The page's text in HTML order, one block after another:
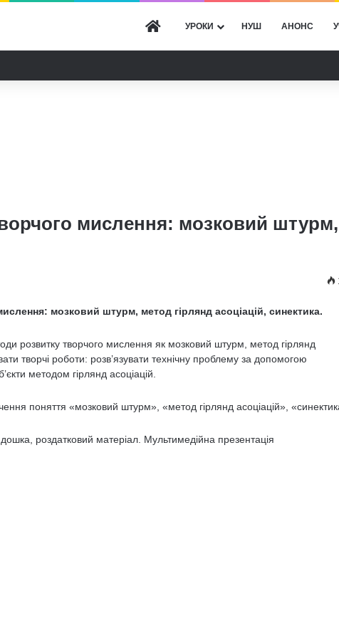
ГОЛОВНА
УРОКИ НУШ АНОНС
мислення: мозковий штурм,
мозковий штурм, метод гірляндасоціацій, синектика.
розвитку творчого мислення як мозковий штурм, метод гірлянд
творчі роботи: розв’язувати технічну проблему за допомогою
методом гірлянд асоціацій.
поняття «мозковий штурм», «метод гірлянд асоціацій»,
роздатковий матеріал. Мультимедійна презентація